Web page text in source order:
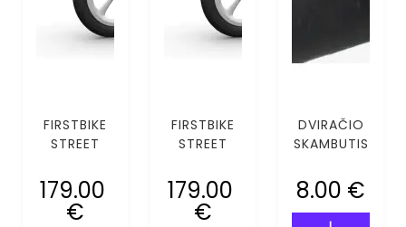
FIRSTBIKE
STREET
179.00
€
FIRSTBIKE
STREET
179.00
€
DVIRAČIO
SKAMBUTIS
8.00 €